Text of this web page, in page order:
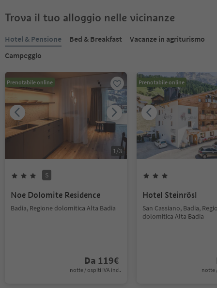
Trova il tuo alloggio nelle vicinanze
Hotel & Pensione Bed & Breakfast
Vacanze in agriturismo
Campeggio
Prenotabile online
1/3
S
Noe Dolomite Residence
Badia, Regione dolomitica Alta Badia
Da 119€
notte / ospiti IVA incl.
Prenotabile online
Hotel Steinrösl
San Cassiano, Badia,
dolomitica Alta Badia
notte